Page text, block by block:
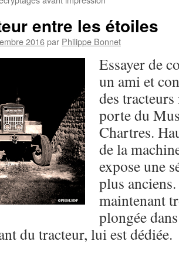
entre les étoiles
2016par Philippe Bonnet
Essayer de
un ami et
des
porte du
Chartres.
de la
expose une
plus
maintenant
plongée
du tracteur, lui est dédiée.